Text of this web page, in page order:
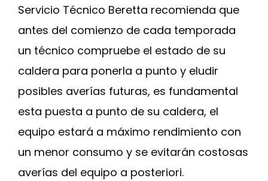
Servicio Técnico Beretta recomienda que
antes del comienzo de cada temporada
un técnico compruebe el estado de su
caldera para ponerla a punto y eludir
posibles averías futuras, es fundamental
esta puesta a punto de su caldera, el
equipo estará a máximo rendimiento con
un menor consumo y se evitarán costosas
averías del equipo a posteriori.